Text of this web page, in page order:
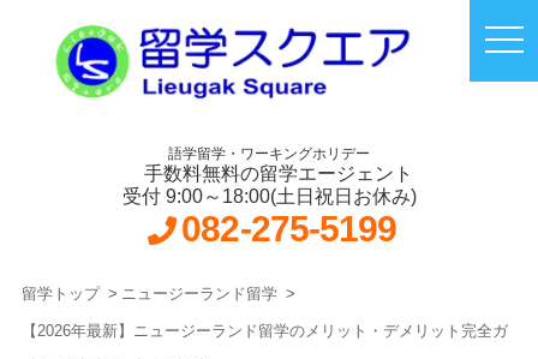
語学留学・ワーキングホリデー
手数料無料の留学エージェント
受付 9:00～18:00(土日祝日お休み)
082-275-5199
留学トップ ニュージーランド留学
【2026年最新】ニュージーランド留学のメリット・デメリット完全ガ